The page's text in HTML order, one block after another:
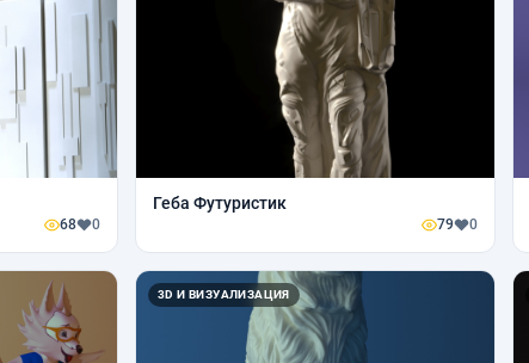
68 0
Геба Футуристик
79 0
3D И ВИЗУАЛИЗАЦИЯ